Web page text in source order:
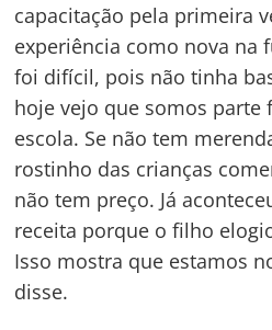
capacitação pela primeira
experiência como nova na
foi difícil, pois não tinha
hoje vejo que somos parte
escola. Se não tem
rostinho das crianças
não tem preço. Já
receita porque o filho
Isso mostra que estamos
disse.